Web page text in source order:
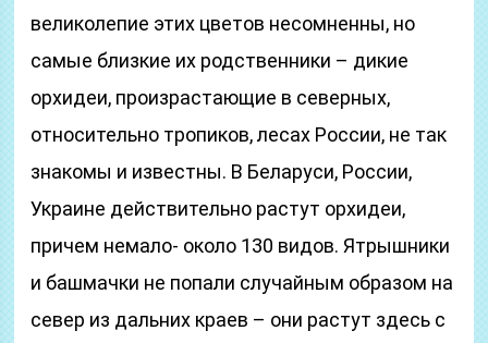
великолепие этих цветов несомненны, но
самые близкие их родственники – дикие
орхидеи, произрастающие в северных,
относительно тропиков, лесах России, не так
знакомы и известны. В Беларуси, России,
Украине действительно растут орхидеи,
причем немало- около 130 видов. Ятрышники
и башмачки не попали случайным образом на
север из дальних краев – они растут здесь с